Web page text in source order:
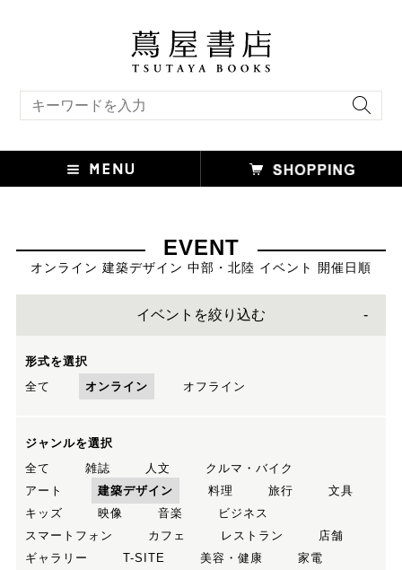
EVENT
オンライン 建築デザイン 中部・北陸 イベント 開催日順
イベントを絞り込む
形式を選択
全て
オンライン オフライン
ジャンルを選択
全て
雑誌 人文
クルマ・バイク
アート
建築デザイン 料理 旅行
文具
キッズ
映像 音楽
ビジネス
スマートフォン
カフェ レストラン
店舗
ギャラリー
T-SITE 美容・健康
家電